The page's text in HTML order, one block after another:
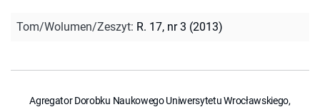
Tom/Wolumen/Zeszyt: R. 17, nr 3 (2013)
Agregator Dorobku Naukowego Uniwersytetu Wrocławskiego,